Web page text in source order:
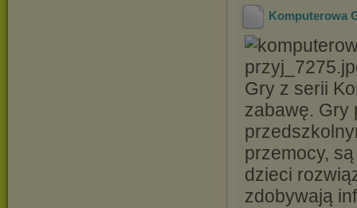
Komputerowa
Gry z serii
zabawę. Gry
przemocy,
dzieci
zdobywają